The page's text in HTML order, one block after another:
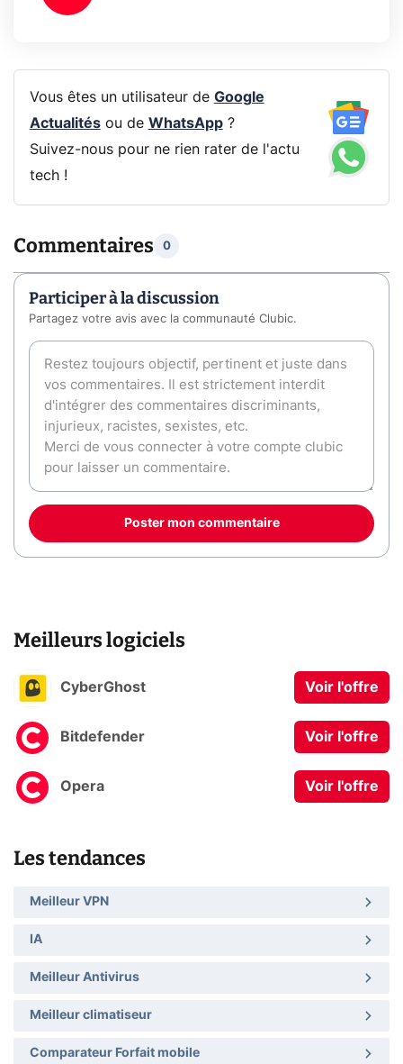
Vous êtes un utilisateur de Google
Actualitésou de WhatsApp?
Suivez-nous pour ne rien rater de l'actu
tech !
Commentaires 0
Participer à la discussion
Partagez votre avis avec la communauté Clubic.
Poster mon commentaire
Meilleurs logiciels
CyberGhost Voir l'offre
Bitdefender Voir l'offre
Opera Voir l'offre
Les tendances
Meilleur VPN
IA
Meilleur Antivirus
Meilleur climatiseur
Comparateur Forfait mobile